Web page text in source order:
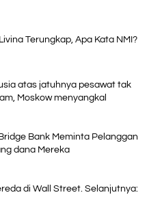
Terungkap, Apa Kata NMI?
atas jatuhnya pesawat tak
Moskow menyangkal
Bank Meminta Pelanggan
dana Mereka
di Wall Street. Selanjutnya: